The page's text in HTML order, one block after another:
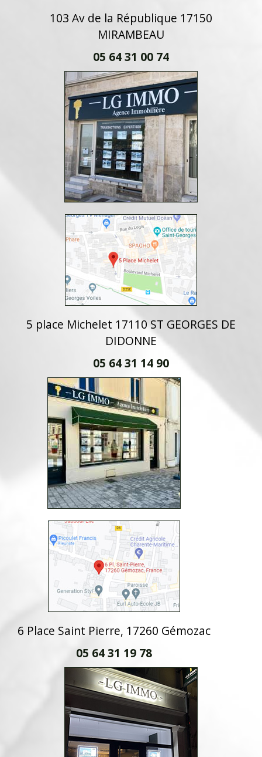
103 Av de la République 17150
MIRAMBEAU
05 64 31 00 74
5 place Michelet 17110 ST GEORGES DE
DIDONNE
05 64 31 14 90
6 Place Saint Pierre, 17260 Gémozac
05 64 31 19 78